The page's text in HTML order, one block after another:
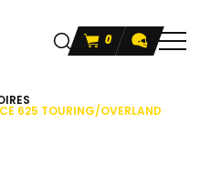
0
625 TOURING/OVERLAND